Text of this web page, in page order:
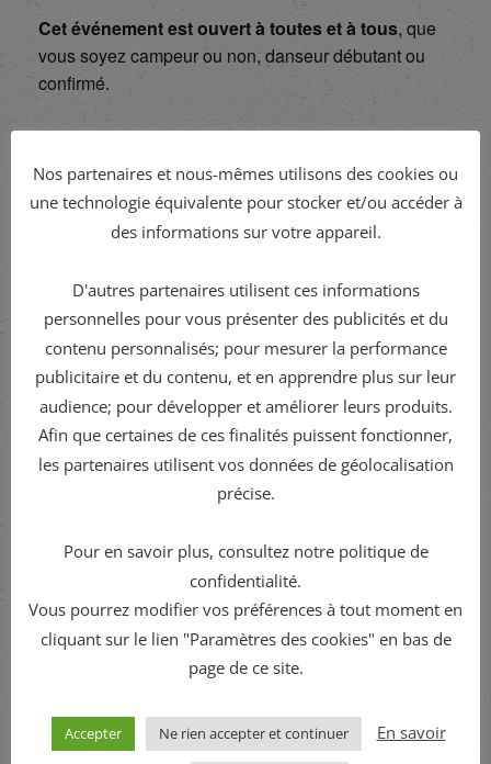
Cet événement est ouvert à toutes et à tous, que
vous soyez campeur ou non, danseur débutant ou
confirmé.
Venez profiter de cettesoirée 100% danse et bonne
humeur! On vous y attend nombreux !
Ajouter au calendrier
DÉTAILS
Début :
mai 10 - 1h00
Prix :
Gratuit
Nos partenaires et nous-mêmes utilisons des cookies ou
une technologie équivalente pour stocker et/ou accéder à
des informations sur votre appareil.
D'autres partenaires utilisent ces informations
personnelles pour vous présenter des publicités et du
contenu personnalisés; pour mesurer la performance
publicitaire et du contenu, et en apprendre plus sur leur
audience; pour développer et améliorer leurs produits.
Afin que certaines de ces finalités puissent fonctionner,
les partenaires utilisent vos données de géolocalisation
précise.
Pour en savoir plus, consultez notre politique de
confidentialité.
Vous pourrez modifier vos préférences à tout moment en
cliquant sur le lien "Paramètres des cookies" en bas de
page de ce site.
Accepter Ne rien accepter et continuer En savoir